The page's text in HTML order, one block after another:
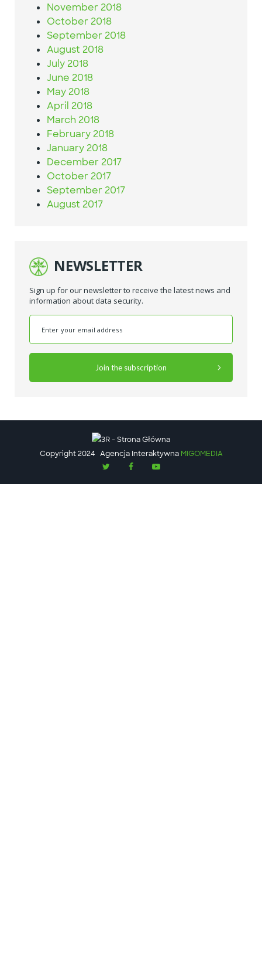
November 2018
October 2018
September 2018
August 2018
July 2018
June 2018
May 2018
April 2018
March 2018
February 2018
January 2018
December 2017
October 2017
September 2017
August 2017
NEWSLETTER
Sign up for our newsletter to receive the latest news and
information about data security.
Copyright 2024Agencja Interaktywna MIGOMEDIA